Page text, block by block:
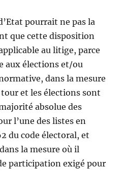
pourrait ne pas la
que cette disposition
au litige, parce
aux élections et/ou
dans la mesure
tour et les élections sont
absolue des
l’une des listes en
du code électoral, et
la mesure où il
participation exigé pour